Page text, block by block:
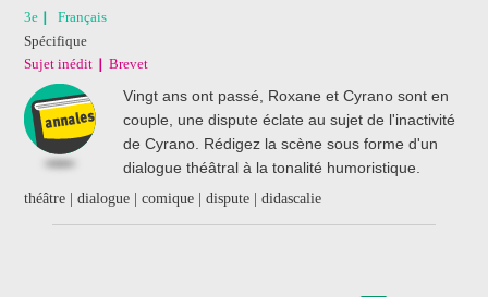
3e
Français
Spécifique
Sujet inédit
Brevet
Vingt ans ont passé, Roxane et Cyrano sont en
couple, une dispute éclate au sujet de l'inactivité
de Cyrano. Rédigez la scène sous forme d'un
dialogue théâtral à la tonalité humoristique.
théâtre | dialogue | comique | dispute | didascalie